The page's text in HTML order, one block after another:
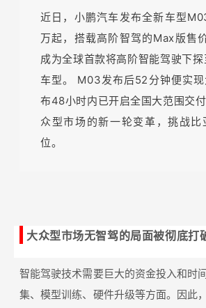
近日，小鹏汽车发布全新车型
万起，搭载高阶智驾的Max版售
成为全球首款将高阶智能驾驶下
车型。 M03发布后52分钟便实
布48小时内已开启全国大范围交
众型市场的新一轮变革，挑战比
位。
大众型市场无智驾的局面被彻底打
智能驾驶技术需要巨大的资金投入和时
集、模型训练、硬件升级等方面。因此